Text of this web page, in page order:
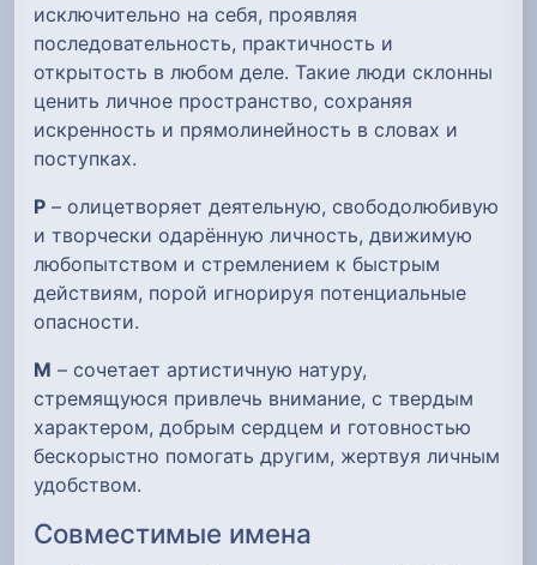
исключительно на себя, проявляя
последовательность, практичность и
открытость в любом деле. Такие люди склонны
ценить личное пространство, сохраняя
искренность и прямолинейность в словах и
поступках.
Р – олицетворяет деятельную, свободолюбивую
и творчески одарённую личность, движимую
любопытством и стремлением к быстрым
действиям, порой игнорируя потенциальные
опасности.
М – сочетает артистичную натуру,
стремящуюся привлечь внимание, с твердым
характером, добрым сердцем и готовностью
бескорыстно помогать другим, жертвуя личным
удобством.
Совместимые имена